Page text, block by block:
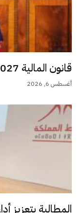
قانون المالية 2027: أخنوش يبقي على دعم...
أغسطس 6, 2026
المطالبة بتعزيز